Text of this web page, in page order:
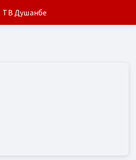
ТВ Душанбе